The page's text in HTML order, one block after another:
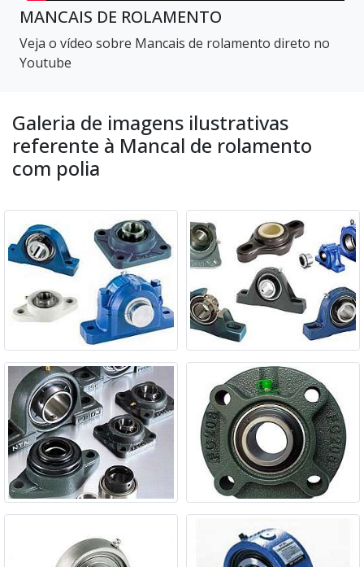
MANCAIS DE ROLAMENTO
Veja o vídeo sobre Mancais de rolamento direto no
Youtube
Galeria de imagens ilustrativas
referente à Mancal de rolamento
com polia